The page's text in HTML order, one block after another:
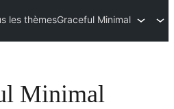
les thèmesGraceful Minimal
Minimal